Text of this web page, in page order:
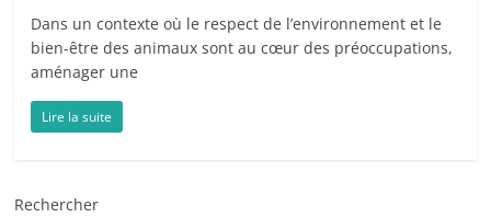
Dans un contexte où le respect de l’environnement et le
bien-être des animaux sont au cœur des préoccupations,
aménager une
Lire la suite
Rechercher